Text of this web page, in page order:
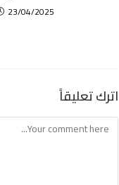
23/04/2025
اترك تعليقاً